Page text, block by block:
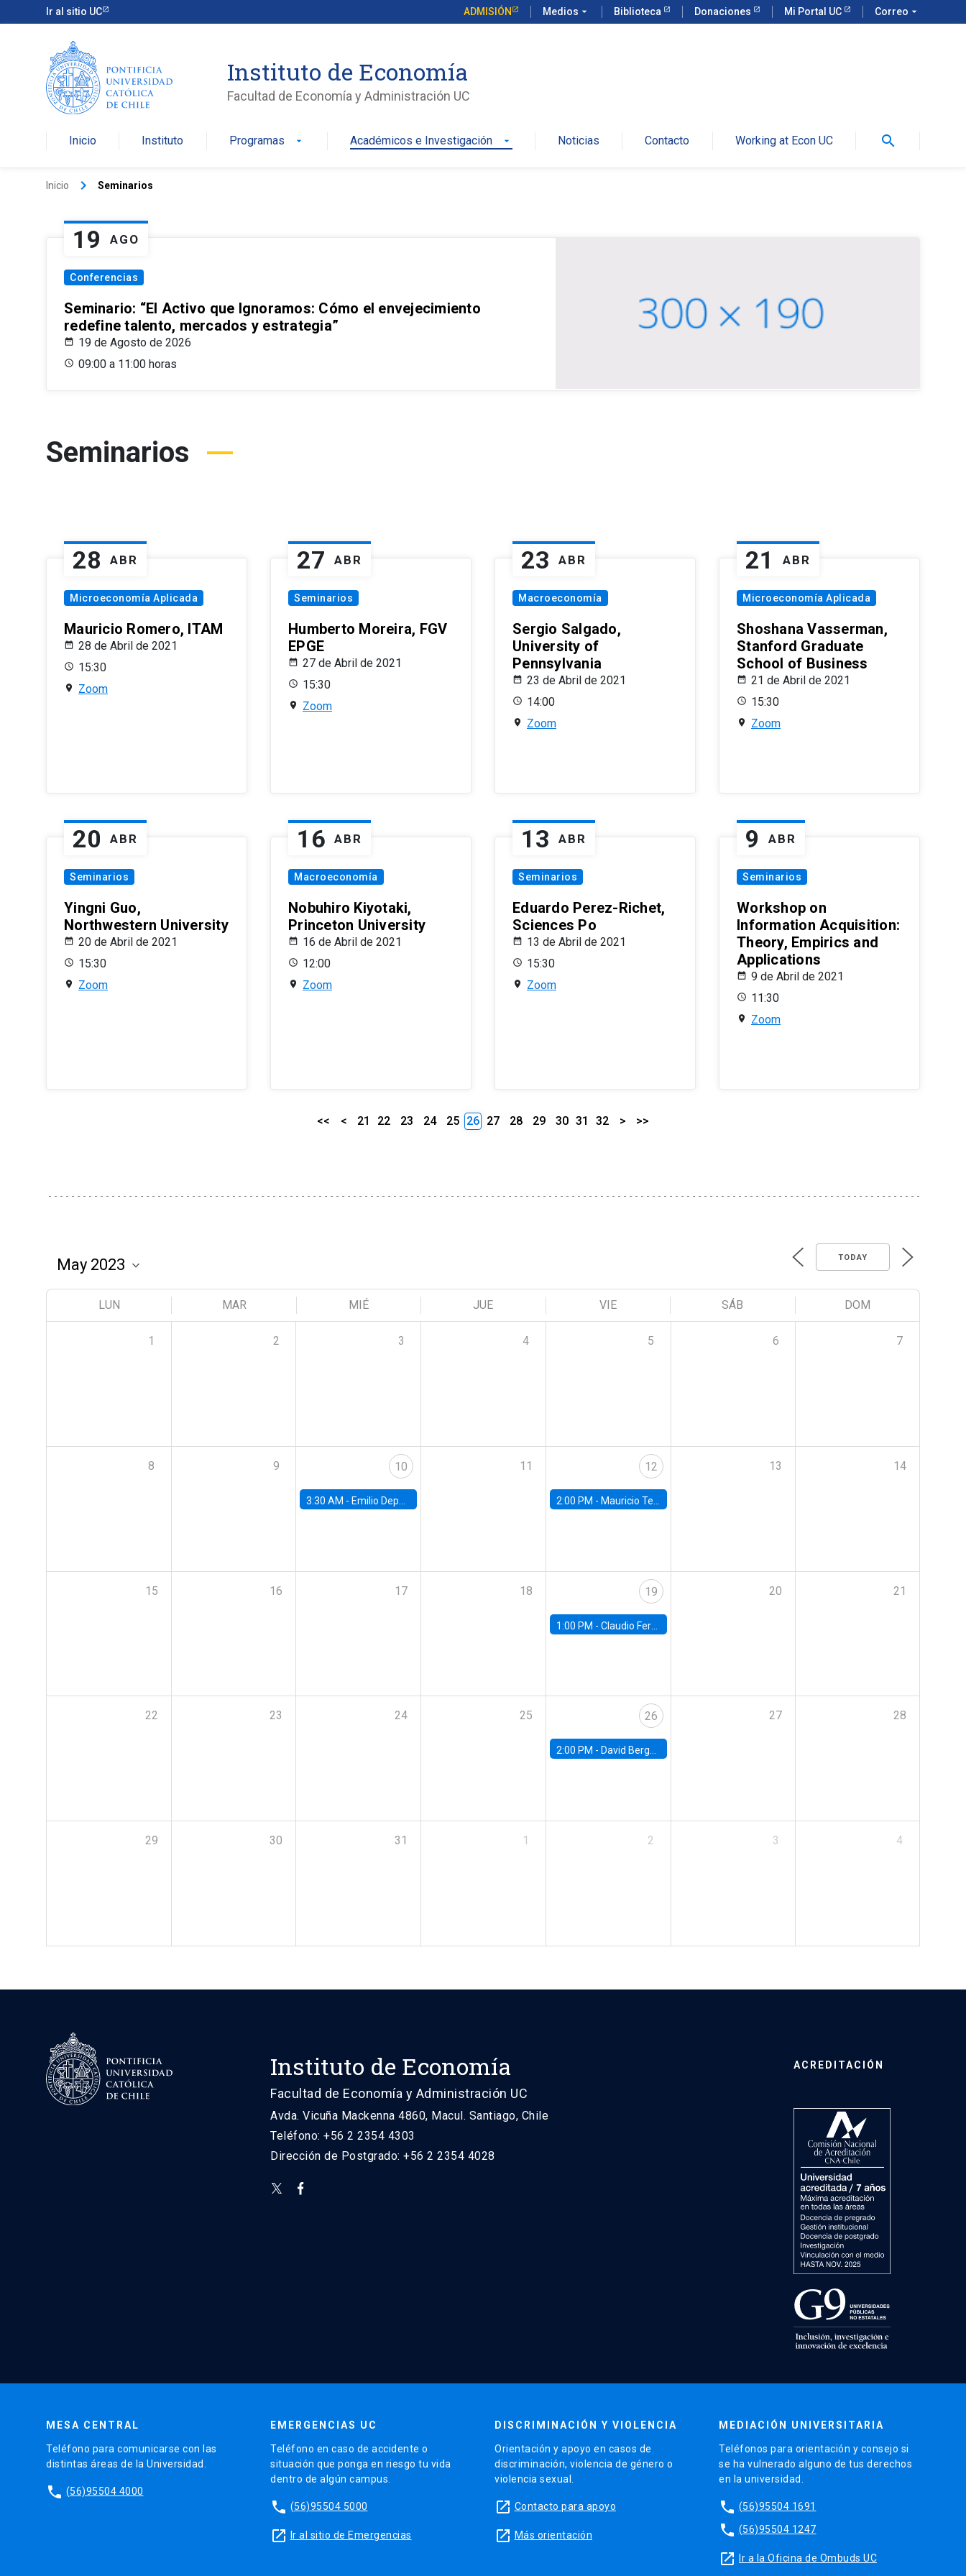
Ir al sitio UC ADMISIÓN Medios arrow_drop_down Biblioteca Donaciones Mi Portal UC Correo arrow_drop_down
Instituto de Economía
Facultad de Economía y Administración UC
Inicio Instituto Programas arrow_drop_down Académicos e Investigación arrow_drop_down Noticias Contacto Working at Econ UC search
Inicio keyboard_arrow_right Seminarios
19 AGO
Conferencias
Seminario: “El Activo que Ignoramos: Cómo el envejecimiento
redefine talento, mercados y estrategia”
19 de Agosto de 2026
09:00 a 11:00 horas
Seminarios
28 ABR
Microeconomía Aplicada
Mauricio Romero, ITAM
28 de Abril de 2021
15:30
Zoom
27 ABR
Seminarios
Humberto Moreira, FGV
EPGE
27 de Abril de 2021
15:30
Zoom
23 ABR
Macroeconomía
Sergio Salgado,
University of
Pennsylvania
23 de Abril de 2021
14:00
Zoom
21 ABR
Microeconomía Aplicada
Shoshana Vasserman,
Stanford Graduate
School of Business
21 de Abril de 2021
15:30
Zoom
20 ABR
Seminarios
Yingni Guo,
Northwestern University
20 de Abril de 2021
15:30
Zoom
16 ABR
Macroeconomía
Nobuhiro Kiyotaki,
Princeton University
16 de Abril de 2021
12:00
Zoom
13 ABR
Seminarios
Eduardo Perez-Richet,
Sciences Po
13 de Abril de 2021
15:30
Zoom
9 ABR
Seminarios
Workshop on
Information Acquisition:
Theory, Empirics and
Applications
9 de Abril de 2021
11:30
Zoom
<< < 21 22 23 24 25 26 27 28 29 30 31 32 > >>
TODAY
LUN MAR MIÉ JUE VIE SÁB DOM
1 2 3 4 5 6 7
8 9 10
3:30 AM - Emilio Depetris-Chauvín, Universidad Católica
11 12
2:00 PM - Mauricio Tejada, UDP
13 14
15 16 17 18 19
1:00 PM - Claudio Ferraz, British Columbia
20 21
22 23 24 25 26
2:00 PM - David Berger, Duke
27 28
29 30 31 1 2 3 4
Instituto de Economía
Facultad de Economía y Administración UC
Avda. Vicuña Mackenna 4860, Macul. Santiago, Chile
Teléfono: +56 2 2354 4303
Dirección de Postgrado: +56 2 2354 4028
ACREDITACIÓN
MESA CENTRAL
Teléfono para comunicarse con las
distintas áreas de la Universidad.
phone (56)95504 4000
EMERGENCIAS UC
Teléfono en caso de accidente o
situación que ponga en riesgo tu vida
dentro de algún campus.
phone (56)95504 5000
launch Ir al sitio de Emergencias
DISCRIMINACIÓN Y VIOLENCIA
Orientación y apoyo en casos de
discriminación, violencia de género o
violencia sexual.
launch Contacto para apoyo
launch Más orientación
MEDIACIÓN UNIVERSITARIA
Teléfonos para orientación y consejo si
se ha vulnerado alguno de tus derechos
en la universidad.
phone (56)95504 1691
phone (56)95504 1247
launch Ir a la Oficina de Ombuds UC